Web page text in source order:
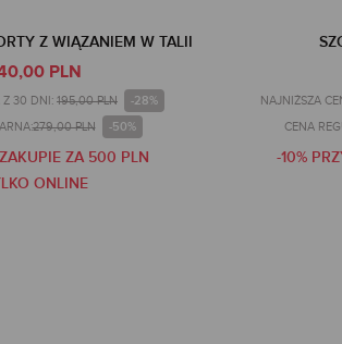
Z WIĄZANIEM W TALII
PLN
Z 30 DNI: 195,00 PLN -28%
279,00 PLN -50%
ZA 500 PLN
ONLINE
NAJNIŻSZA
CENA
-10%